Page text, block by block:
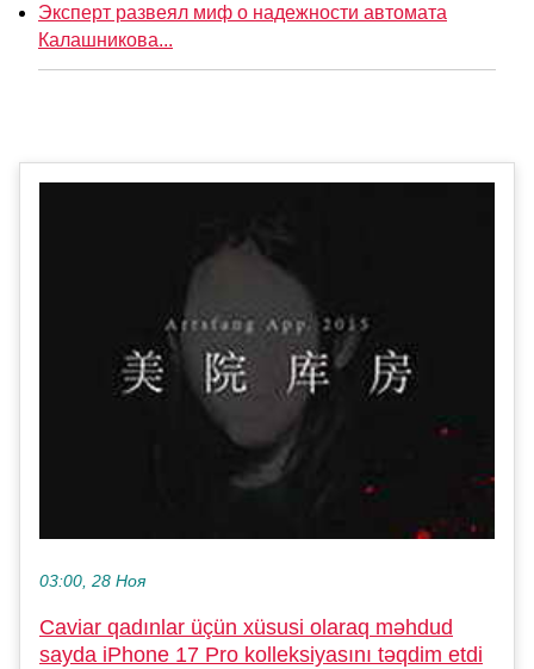
Эксперт развеял миф о надежности автомата
Калашникова...
03:00, 28 Ноя
Caviar qadınlar üçün xüsusi olaraq məhdud
sayda iPhone 17 Pro kolleksiyasını təqdim etdi